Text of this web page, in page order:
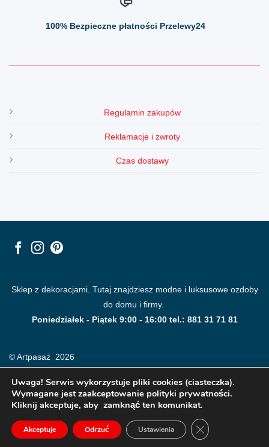
100% Bezpieczne płatności Przelewy24
Regulamin zakupów
Reklamacje i zwroty
Czas dostawy
Sklep z dekoracjami. Tutaj znajdziesz modne i luksusowe ozdoby
do domu i firmy.
Poniedziałek - Piątek 9:00 - 16:00 tel.: 881 31 71 81
© Artpasaż 2026
Modne plakaty, obrazy, fototapety i dekoracje na ściany.
Uwaga! Serwis wykorzystuje pliki cookies (ciasteczka).
Wymagane jest zaakceptowanie polityki prywatności.
Kliknij akceptuje, aby zamknąć ten komunikat.
Akceptuje Odrzuć Ustawienia ZAMKNIJ